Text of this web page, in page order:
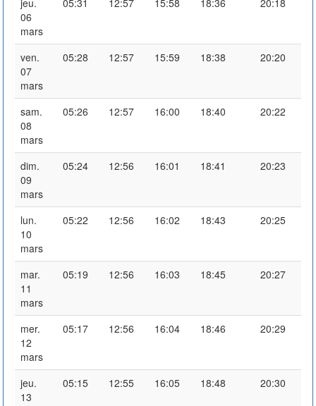
06
mars
ven.
07
mars
05:28 12:57 15:59 18:38 20:20
sam.
08
mars
05:26 12:57 16:00 18:40 20:22
dim.
09
mars
05:24 12:56 16:01 18:41 20:23
lun.
10
mars
05:22 12:56 16:02 18:43 20:25
mar.
11
mars
05:19 12:56 16:03 18:45 20:27
mer.
12
mars
05:17 12:56 16:04 18:46 20:29
jeu.
13
05:15 12:55 16:05 18:48 20:30